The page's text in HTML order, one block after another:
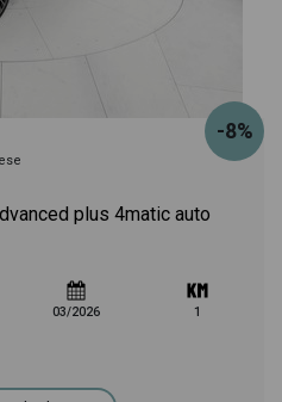
-8%
plus 4matic auto
03/2026 1